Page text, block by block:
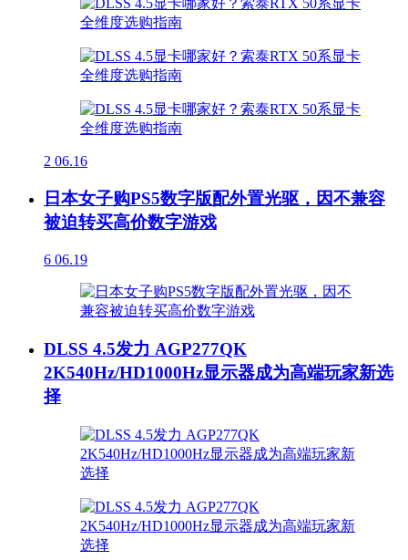
2 06.16
日本女子购PS5数字版配外置光驱，因不兼容
被迫转买高价数字游戏
6 06.19
DLSS 4.5发力 AGP277QK
2K540Hz/HD1000Hz显示器成为高端玩家新选
择